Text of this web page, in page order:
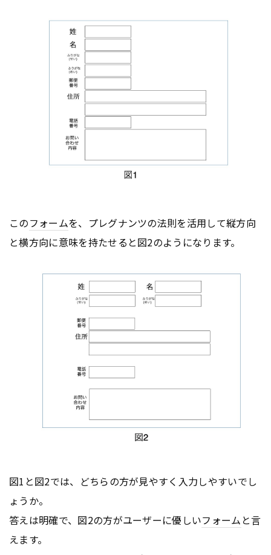
このフォームを、プレグナンツの法則を活用して縦方向
と横方向に意味を持たせると図2のようになります。
図1と図2では、どちらの方が見やすく入力しやすいでし
ょうか。
答えは明確で、図2の方がユーザーに優しいフォーム と言
えます。